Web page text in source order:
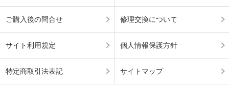
ご購入後の問合せ 修理交換について
サイト利用規定 個人情報保護方針
特定商取引法表記 サイトマップ